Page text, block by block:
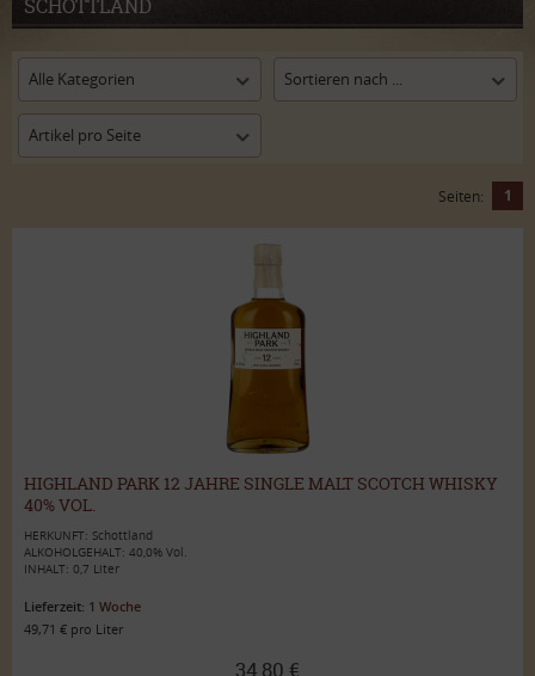
SCHOTTLAND
Alle Kategorien Sortieren nach ...
Artikel pro Seite
Seiten: 1
HIGHLAND PARK 12 JAHRE SINGLE MALT SCOTCH WHISKY
40% VOL.
HERKUNFT: Schottland
ALKOHOLGEHALT: 40,0% Vol.
INHALT: 0,7 Liter
Lieferzeit: 1 Woche
49,71 € pro Liter
34,80 €